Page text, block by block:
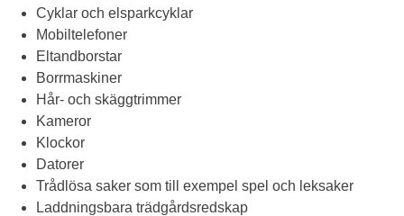
Cyklar och elsparkcyklar
Mobiltelefoner
Eltandborstar
Borrmaskiner
Hår- och skäggtrimmer
Kameror
Klockor
Datorer
Trådlösa saker som till exempel spel och leksaker
Laddningsbara trädgårdsredskap